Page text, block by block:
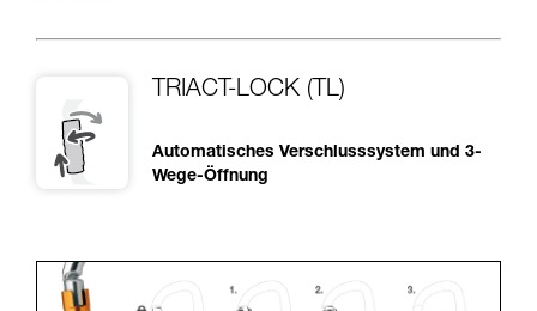
TRIACT-LOCK (TL)
Automatisches Verschlusssystem und 3-
Wege-Öffnung